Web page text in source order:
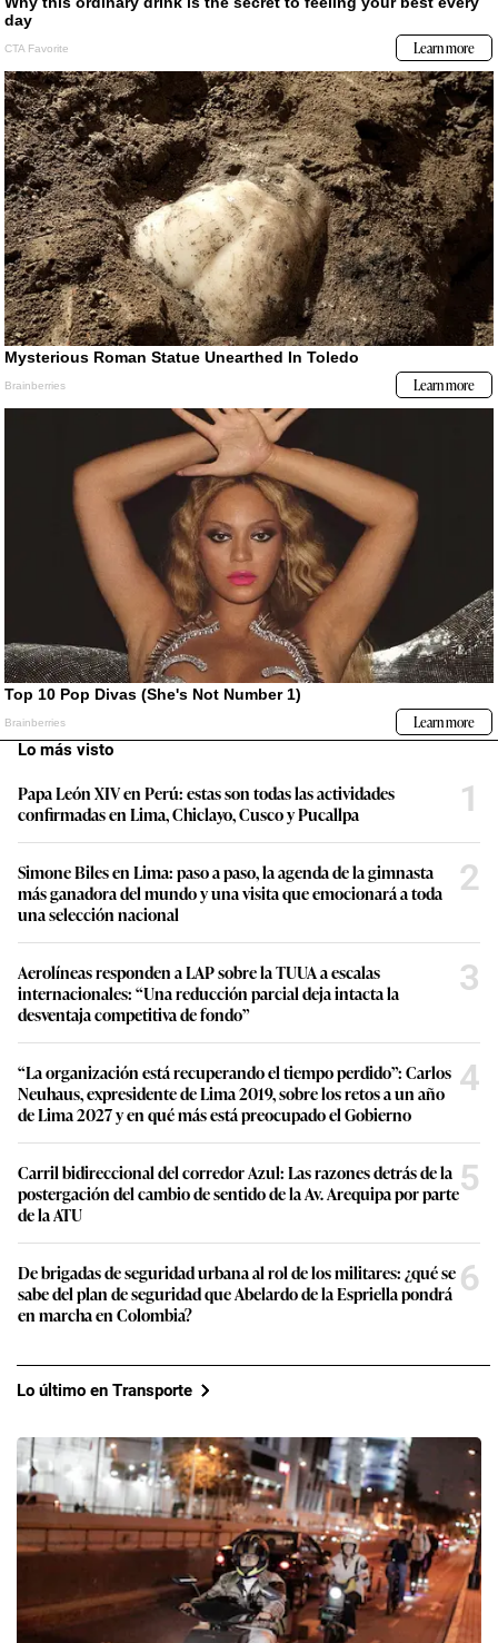
Lo más visto
Papa León XIV en Perú: estas son todas las actividades
confirmadas en Lima, Chiclayo, Cusco y Pucallpa
1
Simone Biles en Lima: paso a paso, la agenda de la gimnasta
más ganadora del mundo y una visita que emocionará a toda
una selección nacional
2
Aerolíneas responden a LAP sobre la TUUA a escalas
internacionales: “Una reducción parcial deja intacta la
desventaja competitiva de fondo”
3
“La organización está recuperando el tiempo perdido”: Carlos
Neuhaus, expresidente de Lima 2019, sobre los retos a un año
de Lima 2027 y en qué más está preocupado el Gobierno
4
Carril bidireccional del corredor Azul: Las razones detrás de la
postergación del cambio de sentido de la Av. Arequipa por parte
de la ATU
5
De brigadas de seguridad urbana al rol de los militares: ¿qué se
sabe del plan de seguridad que Abelardo de la Espriella pondrá
en marcha en Colombia?
6
Lo último en Transporte